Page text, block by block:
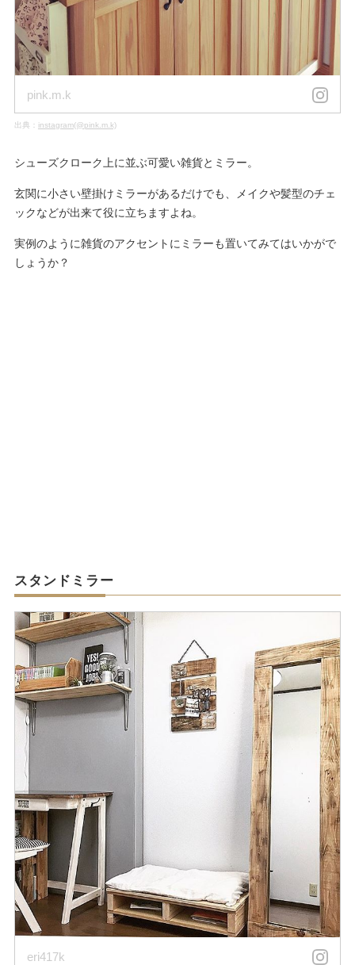
pink.m.k
出典： instagram(@pink.m.k)
シューズクローク上に並ぶ可愛い雑貨とミラー。
玄関に小さい壁掛けミラーがあるだけでも、メイクや髪型のチェ
ックなどが出来て役に立ちますよね。
実例のように雑貨のアクセントにミラーも置いてみてはいかがで
しょうか？
スタンドミラー
eri417k